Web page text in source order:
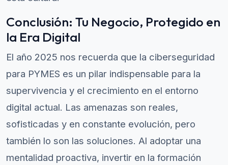
Conclusión: Tu Negocio, Protegido en
la Era Digital
El año 2025 nos recuerda que la ciberseguridad
para PYMES es un pilar indispensable para la
supervivencia y el crecimiento en el entorno
digital actual. Las amenazas son reales,
sofisticadas y en constante evolución, pero
también lo son las soluciones. Al adoptar una
mentalidad proactiva, invertir en la formación